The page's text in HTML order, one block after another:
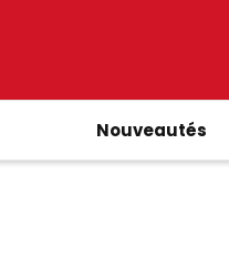
Nouveautés